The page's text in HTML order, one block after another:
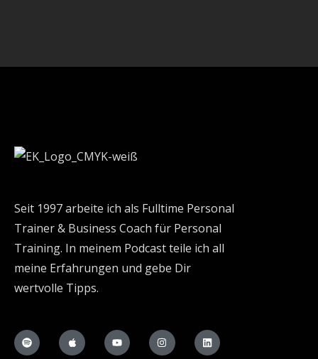
Seit 1997 arbeite ich als Fulltime Personal
Trainer & Business Coach für Personal
Training. In meinem Podcast teile ich all
meine Erfahrungen und gebe Dir
wertvolle Tipps.